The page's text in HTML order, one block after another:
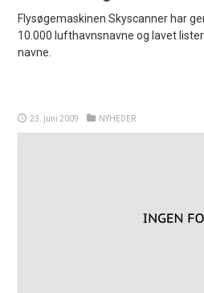
Flysøgemaskinen Skyscanner har
10.000 lufthavnsnavne og lavet
navne.
23. juni 2009 NYHEDER